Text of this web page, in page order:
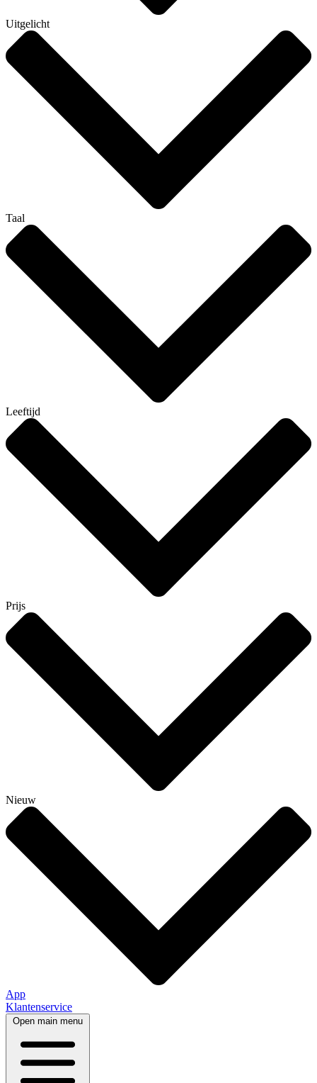
Uitgelicht
Taal
Leeftijd
Prijs
Nieuw
App
Klantenservice
Open main menu